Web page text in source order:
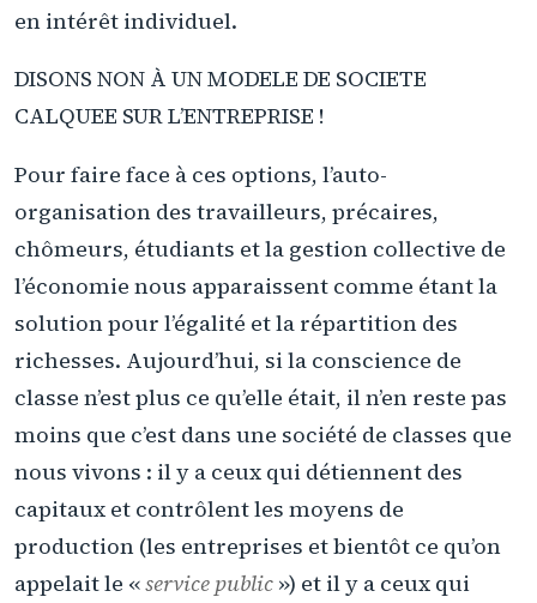
en intérêt individuel.
DISONS NON À UN MODELE DE SOCIETE
CALQUEE SUR L’ENTREPRISE !
Pour faire face à ces options, l’auto-
organisation des travailleurs, précaires,
chômeurs, étudiants et la gestion collective de
l’économie nous apparaissent comme étant la
solution pour l’égalité et la répartition des
richesses. Aujourd’hui, si la conscience de
classe n’est plus ce qu’elle était, il n’en reste pas
moins que c’est dans une société de classes que
nous vivons : il y a ceux qui détiennent des
capitaux et contrôlent les moyens de
production (les entreprises et bientôt ce qu’on
appelait le «service public ») et il y a ceux qui